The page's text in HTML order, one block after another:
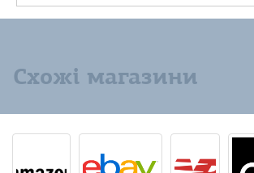
Схожі магазини